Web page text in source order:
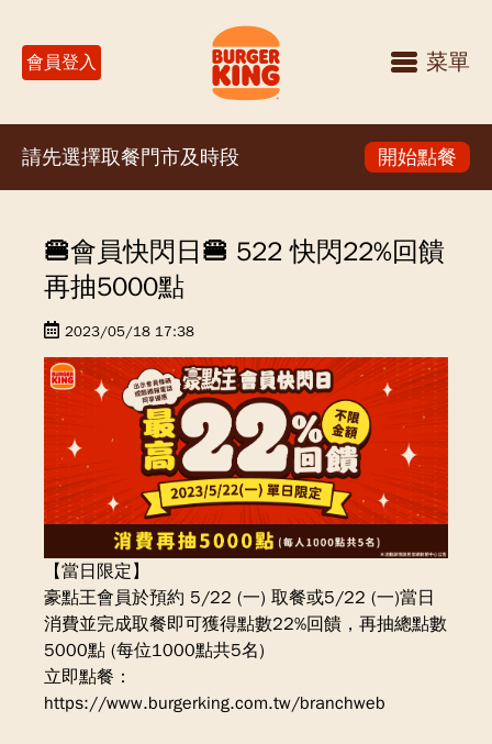
會員登入 菜單
請先選擇取餐門市及時段 開始點餐
🍔會員快閃日🍔 522 快閃22%回饋
再抽5000點
2023/05/18 17:38
【當日限定】
豪點王會員於預約 5/22 (一) 取餐或5/22 (一)當日
消費並完成取餐即可獲得點數22%回饋，再抽總點數
5000點 (每位1000點共5名)
立即點餐：
https://www.burgerking.com.tw/branchweb